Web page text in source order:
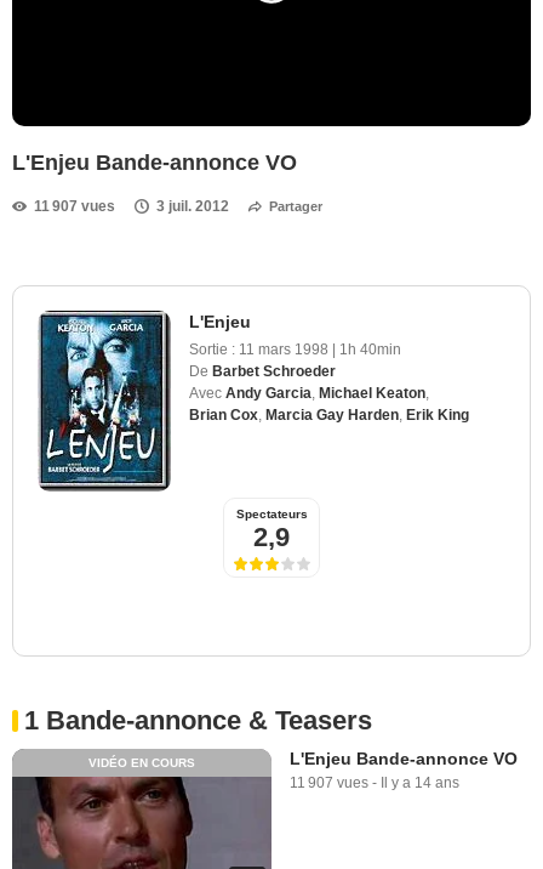
L'Enjeu Bande-annonce VO
11 907 vues 3 juil. 2012 Partager
L'Enjeu
Sortie : 11 mars 1998 | 1h 40min
De Barbet Schroeder
Avec Andy Garcia Michael Keaton
Brian Cox Marcia Gay Harden Erik King
Spectateurs
2,9
1 Bande-annonce & Teasers
VIDÉO EN COURS L'Enjeu Bande-annonce VO
11 907 vues - Il y a 14 ans